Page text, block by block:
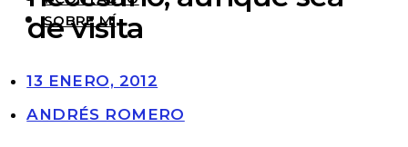
SOBRE MÍ
de visita
13 ENERO, 2012
ANDRÉS ROMERO